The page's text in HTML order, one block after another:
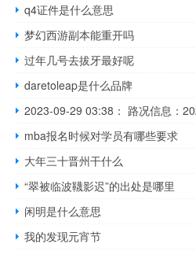
q4证件是什么意思
梦幻西游副本能重开吗
过年几号去拔牙最好呢
daretoleap是什么品牌
mba报名时候对学员有哪些要求
大年三十晋州干什么
“翠被临波韈影迟”的出处是哪里
闲明是什么意思
我的发现元宵节